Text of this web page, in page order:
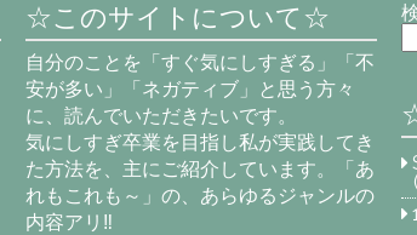
☆このサイトについて☆
自分のことを「すぐ気にしすぎる」「不
安が多い」「ネガティブ」と思う方々
に、読んでいただきたいです。
気にしすぎ卒業を目指し私が実践してき
た方法を、主にご紹介しています。「あ
れもこれも～」の、あらゆるジャンルの
内容アリ‼